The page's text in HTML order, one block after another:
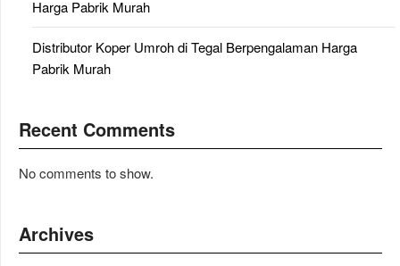
Harga Pabrik Murah
Distributor Koper Umroh di Tegal Berpengalaman Harga
Pabrik Murah
Recent Comments
No comments to show.
Archives